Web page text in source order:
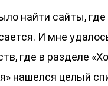
найти сайты,
И мне
где в разделе
нашелся целый